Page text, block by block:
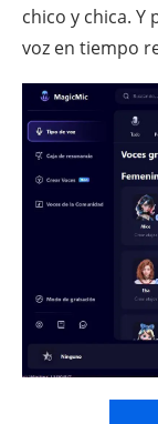
chico y chica. Y
voz en tiempo